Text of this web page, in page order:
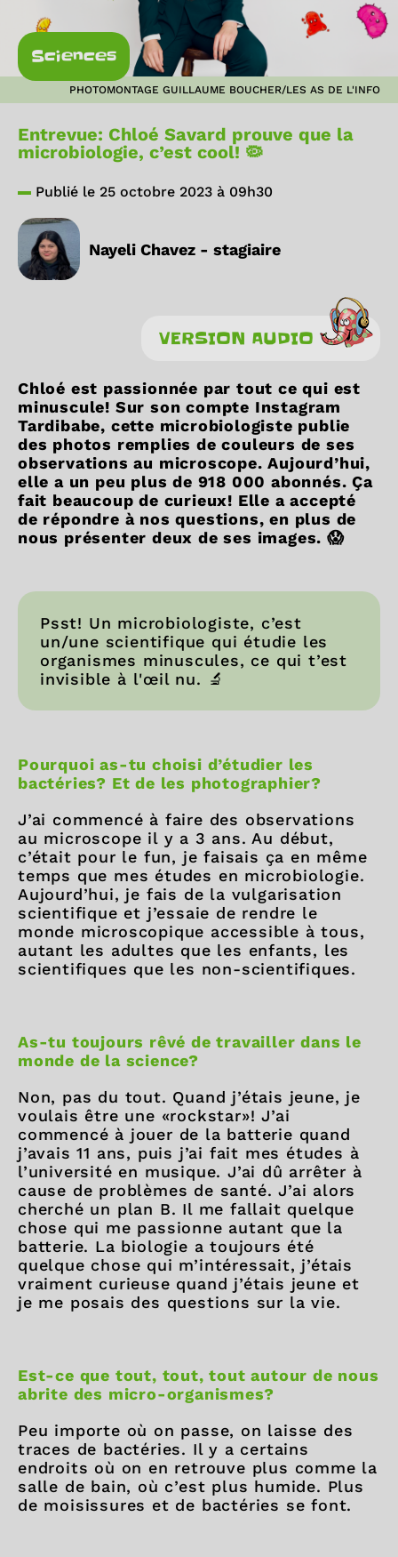
Sciences
PHOTOMONTAGE GUILLAUME BOUCHER/LES AS DE L'INFO
Entrevue: Chloé Savard prouve que la
microbiologie, c’est cool! 🦠
Publié le 25 octobre 2023 à 09h30
Nayeli Chavez - stagiaire
VERSION AUDIO
Chloé est passionnée par tout ce qui est
minuscule! Sur son compte Instagram
Tardibabe, cette microbiologiste publie
des photos remplies de couleurs de ses
observations au microscope.Aujourd’hui,
elle a un peu plus de 918 000 abonnés. Ça
fait beaucoup de curieux! Elle a accepté
de répondre à nos questions, en plus de
nous présenter deux de ses images. 😱
Psst! Un microbiologiste, c’est
un/une scientifique qui étudie les
organismes minuscules, ce qui t’est
invisible à l'œil nu. 🔬
Pourquoi as-tu choisi d’étudier les
bactéries? Et de les photographier?
J’ai commencé à faire des observations
au microscope il y a 3 ans. Au début,
c’était pour le fun, je faisais ça en même
temps que mes études en microbiologie.
Aujourd’hui, je fais de la vulgarisation
scientifique et j’essaie de rendre le
monde microscopique accessible à tous,
autant les adultes que les enfants, les
scientifiques que les non-scientifiques.
As-tu toujours rêvé de travailler dans le
monde de la science?
Non, pas du tout. Quand j’étais jeune, je
voulais être une «rockstar»! J’ai
commencé à jouer de la batterie quand
j’avais 11 ans, puis j’ai fait mes études à
l’université en musique. J’ai dû arrêter à
cause de problèmes de santé. J’ai alors
cherché un plan B. Il me fallait quelque
chose qui me passionne autant que la
batterie. La biologie a toujours été
quelque chose qui m’intéressait, j’étais
vraiment curieuse quand j’étais jeune et
je me posais des questions sur la vie.
Est-ce que tout, tout, tout autour de nous
abrite des micro-organismes?
Peu importe où on passe, on laisse des
traces de bactéries. Il y a certains
endroits où on en retrouve plus comme la
salle de bain, où c’est plus humide. Plus
de moisissures et de bactéries se font.